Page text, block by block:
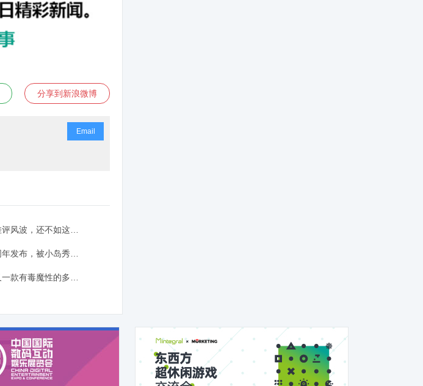
分享到新浪微博
Email